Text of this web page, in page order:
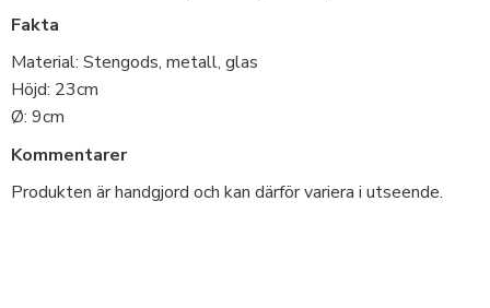
Fakta
Material: Stengods, metall, glas
Höjd: 23cm
Ø: 9cm
Kommentarer
Produkten är handgjord och kan därför variera i utseende.